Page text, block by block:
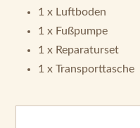
1 x Luftboden
1 x Fußpumpe
1 x Reparaturset
1 x Transporttasche